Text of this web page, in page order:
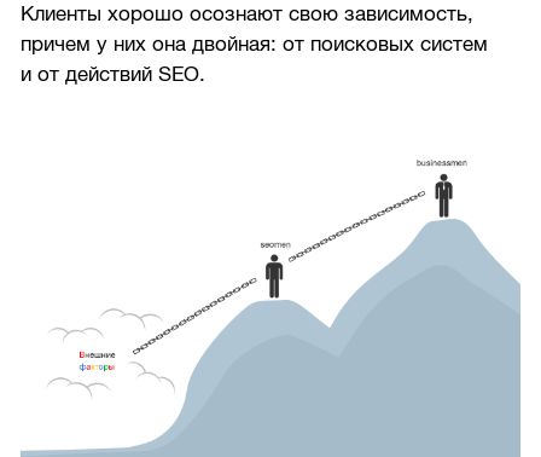
Клиенты хорошо осознают свою зависимость,
причем у них она двойная: от поисковых систем
и от действий SEO.